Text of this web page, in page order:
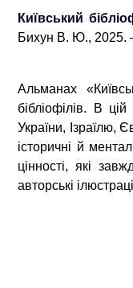
Київський
Бихун В. Ю., 2025. –
Альманах
бібліофілів. В
України, Ізраїлю,
історичні й
цінності, які
авторські